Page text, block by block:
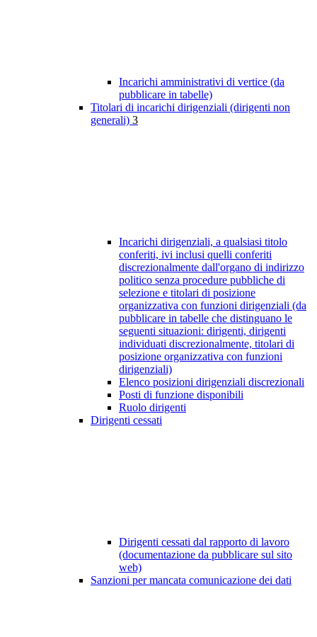
Incarichi amministrativi di vertice (da
pubblicare in tabelle)
Titolari di incarichi dirigenziali (dirigenti non
generali) 3
Incarichi dirigenziali, a qualsiasi titolo
conferiti, ivi inclusi quelli conferiti
discrezionalmente dall'organo di indirizzo
politico senza procedure pubbliche di
selezione e titolari di posizione
organizzativa con funzioni dirigenziali (da
pubblicare in tabelle che distinguano le
seguenti situazioni: dirigenti, dirigenti
individuati discrezionalmente, titolari di
posizione organizzativa con funzioni
dirigenziali)
Elenco posizioni dirigenziali discrezionali
Posti di funzione disponibili
Ruolo dirigenti
Dirigenti cessati
Dirigenti cessati dal rapporto di lavoro
(documentazione da pubblicare sul sito
web)
Sanzioni per mancata comunicazione dei dati